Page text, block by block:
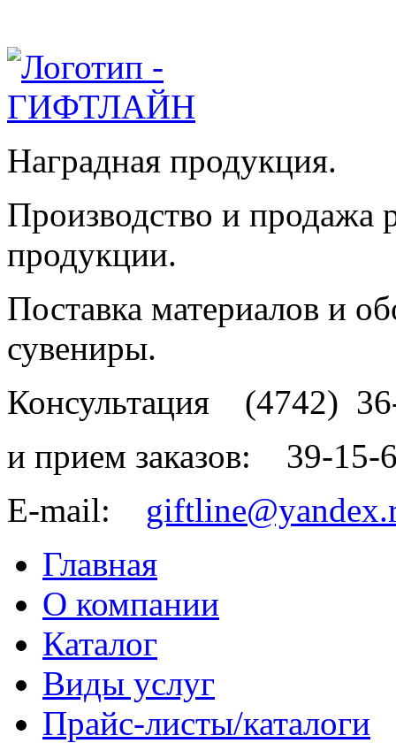
Наградная продукция.
Производство и продажа
продукции.
Поставка материалов и
сувениры.
Консультация (4742)
и прием заказов: 39-15-
E-mail:
Главная
О компании
Каталог
Виды услуг
Прайс-листы/каталоги